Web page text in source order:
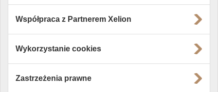
Współpraca z Partnerem Xelion
Wykorzystanie cookies
Zastrzeżenia prawne